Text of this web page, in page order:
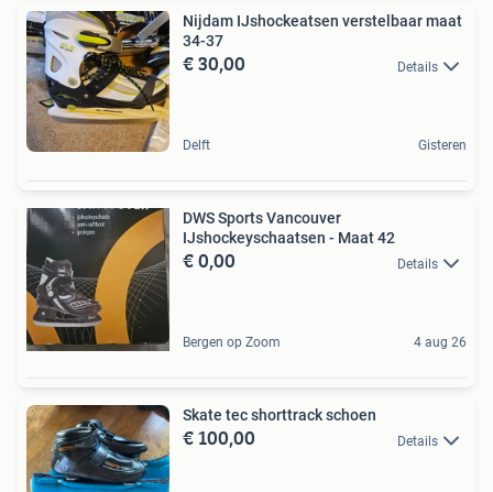
Nijdam IJshockeatsen verstelbaar maat
34-37
€ 30,00 Details
Delft Gisteren
DWS Sports Vancouver
IJshockeyschaatsen - Maat 42
€ 0,00 Details
Bergen op Zoom 4 aug 26
Skate tec shorttrack schoen
€ 100,00 Details